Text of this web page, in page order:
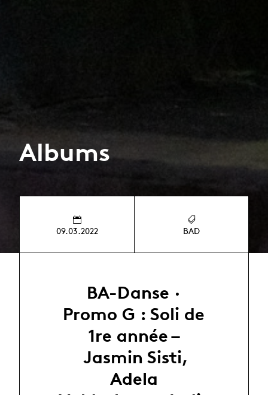
Albums
09.03.2022 BAD
BA-Danse ·
Promo G : Soli de
1re année –
Jasmin Sisti,
Adela